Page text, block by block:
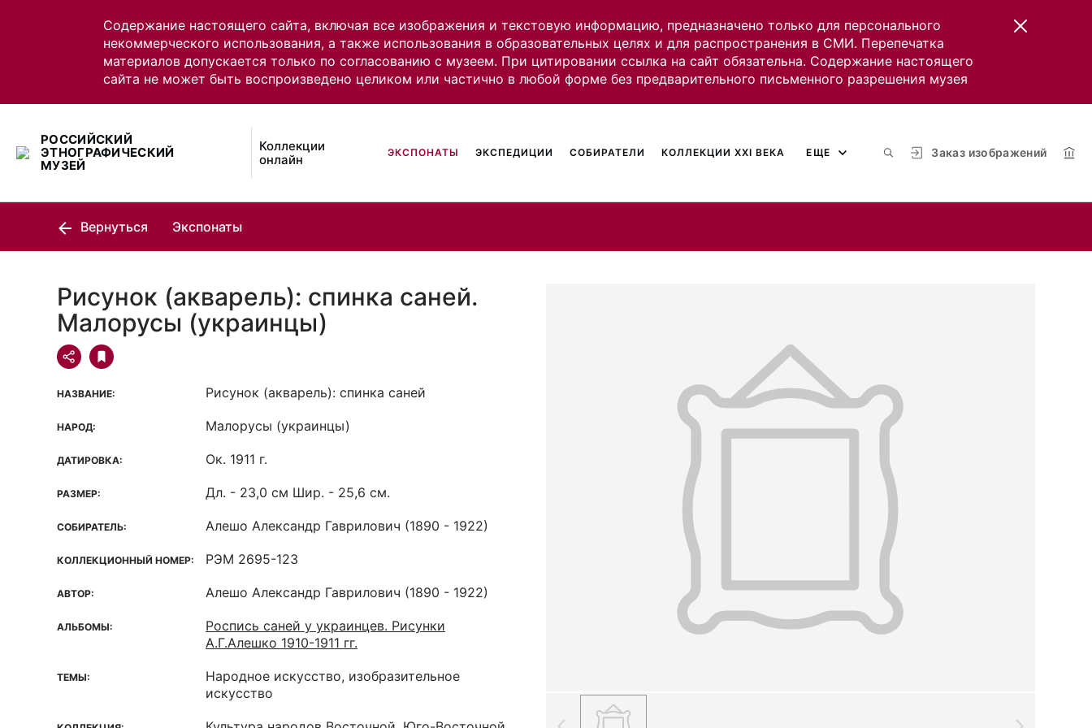
Содержание настоящего сайта, включая все изображения и текстовую информацию, предназначено только для персонального
некоммерческого использования, а также использования в образовательных целях и для распространения в СМИ. Перепечатка
материалов допускается только по согласованию с музеем. При цитировании ссылка на сайт обязательна. Содержание настоящего
сайта не может быть воспроизведено целиком или частично в любой форме без предварительного письменного разрешения музея
РОССИЙСКИЙ
ЭТНОГРАФИЧЕСКИЙ
МУЗЕЙ
Коллекции
онлайн
Заказ изображений
ЭКСПОНАТЫ ЭКСПЕДИЦИИ СОБИРАТЕЛИ КОЛЛЕКЦИИ XXI ВЕКА ЕЩЕ
Вернуться Экспонаты
Рисунок (акварель): спинка саней.
Малорусы (украинцы)
НАЗВАНИЕ: Рисунок (акварель): спинка саней
НАРОД: Малорусы (украинцы)
ДАТИРОВКА: Ок. 1911 г.
РАЗМЕР: Дл. - 23,0 см Шир. - 25,6 см.
СОБИРАТЕЛЬ: Алешо Александр Гаврилович (1890 - 1922)
КОЛЛЕКЦИОННЫЙ НОМЕР: РЭМ 2695-123
АВТОР: Алешо Александр Гаврилович (1890 - 1922)
АЛЬБОМЫ:
Роспись саней у украинцев. Рисунки
А.Г.Алешко 1910-1911 гг.
ТЕМЫ:
Народное искусство, изобразительное
искусство